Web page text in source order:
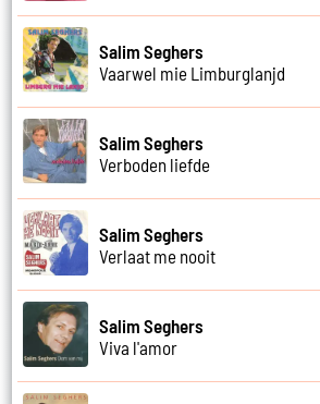
Salim Seghers
Vaarwel mie Limburglanjd
Salim Seghers
Verboden liefde
Salim Seghers
Verlaat me nooit
Salim Seghers
Viva l'amor